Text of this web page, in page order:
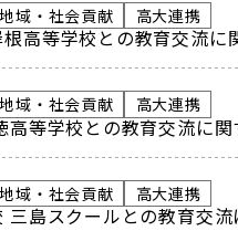
地域・社会貢献 高大連携
根高等学校との教育交流に
地域・社会貢献 高大連携
高等学校との教育交流に
地域・社会貢献 高大連携
三島スクールとの教育交